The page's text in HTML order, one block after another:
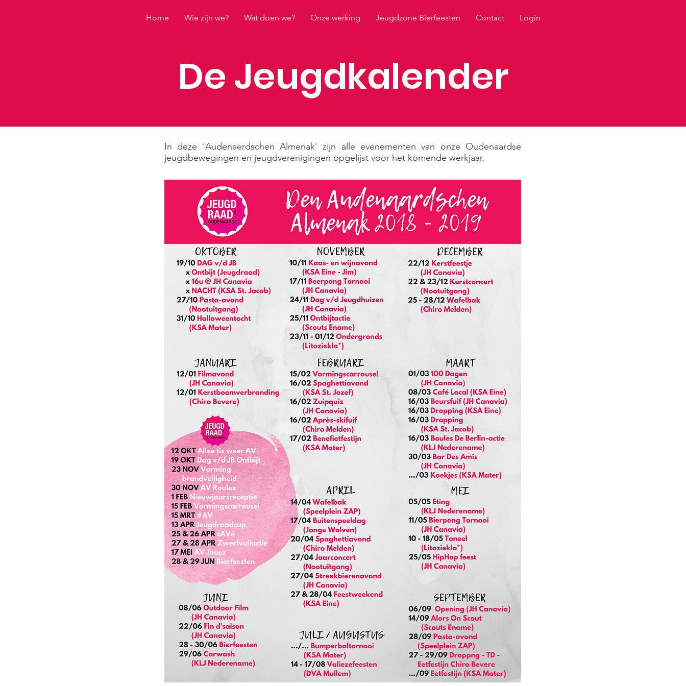
Home Wie zijn we? Wat doen we? Onze werking Jeugdzone Bierfeesten Contact Login
De Jeugdkalender
In deze 'Audenaerdschen Almenak' zijn alle evenementen van onze Oudenaardse
jeugdbewegingen en jeugdverenigingen opgelijst voor het komende werkjaar.